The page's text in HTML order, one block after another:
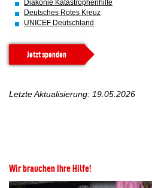
Diakonie Katastrophenhilfe
Deutsches Rotes Kreuz
UNICEF Deutschland
Jetzt spenden
Letzte Aktualisierung: 19.05.2026
Wir brauchen Ihre Hilfe!